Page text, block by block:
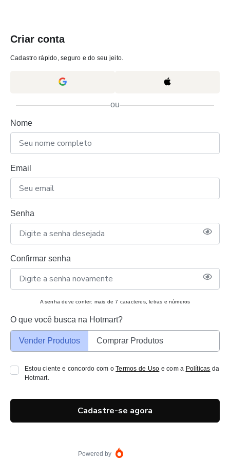
Criar conta
Cadastro rápido, seguro e do seu jeito.
ou
Nome
Email
Senha
Confirmar senha
A senha deve conter: mais de 7 caracteres, letras e números
O que você busca na Hotmart?
Vender Produtos Comprar Produtos
Estou ciente e concordo com oTermos de Uso e com a Políticas da
Hotmart.
Cadastre-se agora
Powered by